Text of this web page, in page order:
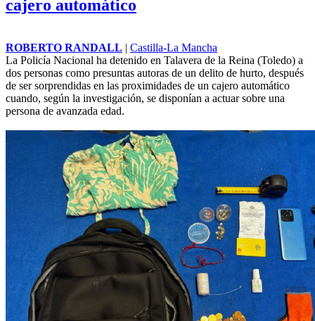
cajero automático
ROBERTO RANDALL | Castilla-La Mancha
La Policía Nacional ha detenido en Talavera de la Reina (Toledo) a
dos personas como presuntas autoras de un delito de hurto, después
de ser sorprendidas en las proximidades de un cajero automático
cuando, según la investigación, se disponían a actuar sobre una
persona de avanzada edad.